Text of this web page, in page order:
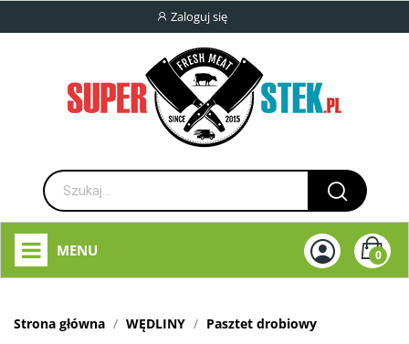
Zaloguj się
0
MENU
Strona główna WĘDLINY Pasztet drobiowy